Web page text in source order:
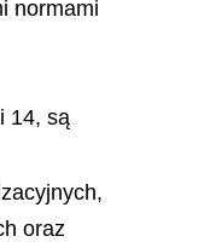
normami
14, są
oraz